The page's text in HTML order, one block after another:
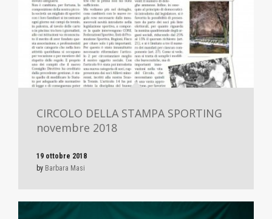
CIRCOLO DELLA STAMPA SPORTING
novembre 2018
19 ottobre 2018
by Barbara Masi